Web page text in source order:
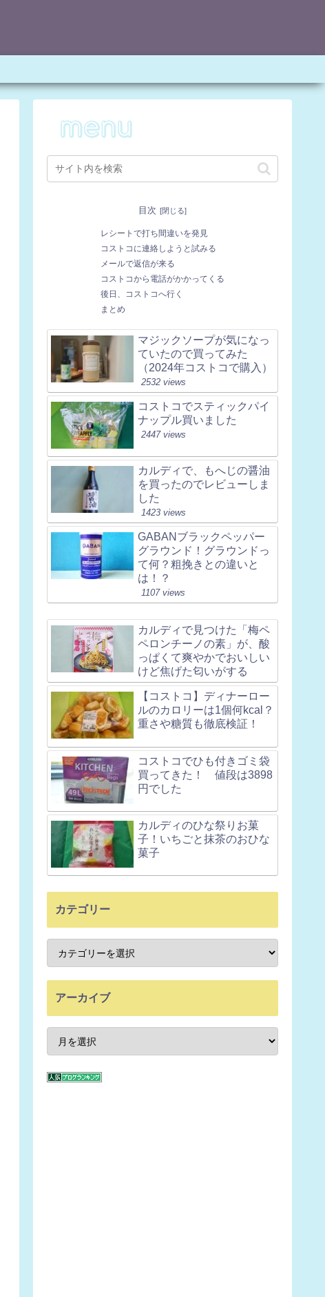
目次
レシートで打ち間違いを発見
コストコに連絡しようと試みる
メールで返信が来る
コストコから電話がかかってくる
後日、コストコへ行く
まとめ
マジックソープが気になっ
ていたので買ってみた
（2024年コストコで購入）
2532 views
コストコでスティックパイ
ナップル買いました
2447 views
カルディで、もへじの醤油
を買ったのでレビューしま
した
1423 views
GABANブラックペッパー
グラウンド！グラウンドっ
て何？粗挽きとの違いと
は！？
1107 views
カルディで見つけた「梅ペ
ペロンチーノの素」が、酸
っぱくて爽やかでおいしい
けど焦げた匂いがする
【コストコ】ディナーロー
ルのカロリーは1個何kcal？
重さや糖質も徹底検証！
コストコでひも付きゴミ袋
買ってきた！ 値段は3898
円でした
カルディのひな祭りお菓
子！いちごと抹茶のおひな
菓子
カテゴリー
アーカイブ